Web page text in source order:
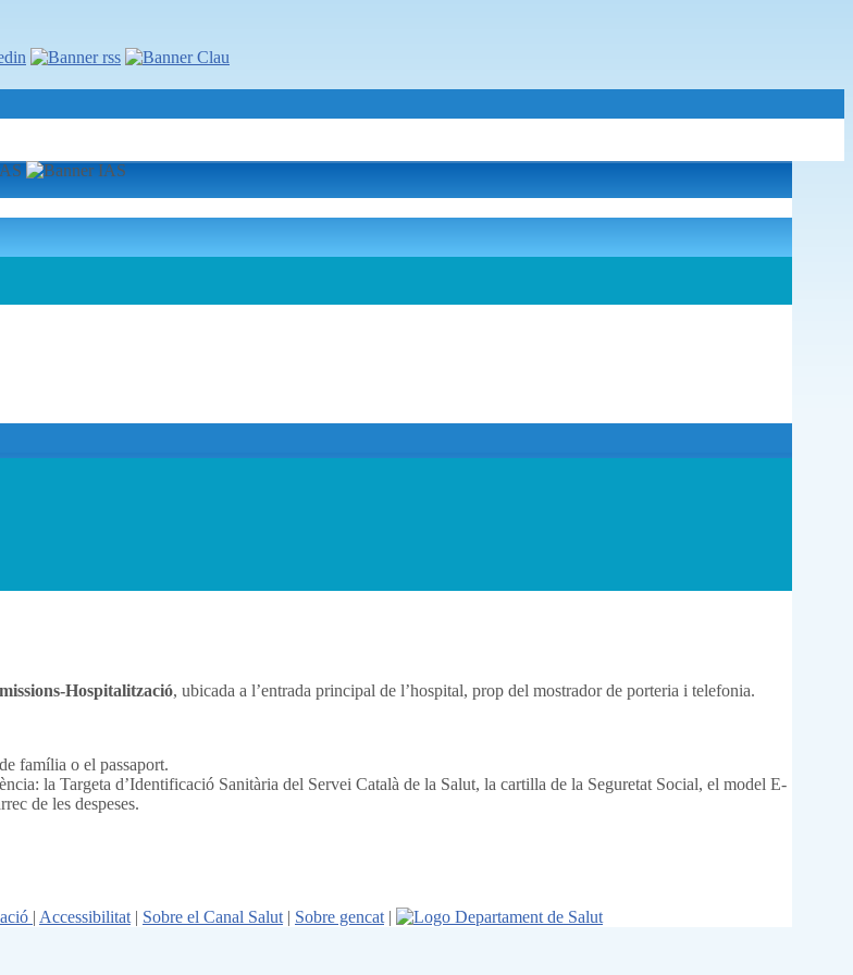
Hospitalització, ubicada a l’entrada principal de l’hospital, prop del mostrador de porteria i telefonia.
família o el passaport.
la Targeta d’Identificació Sanitària del Servei Català de la Salut, la cartilla de la Seguretat Social, el model E-
de les despeses.
| Accessibilitat | Sobre el Canal Salut | Sobre gencat |